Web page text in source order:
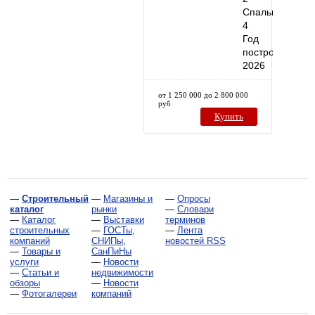
Спальни:
4
Год
постройки:
2026
от 1 250 000 до 2 800 000
руб
Купить
— Строительный
каталог
— Каталог
строительных
компаний
— Товары и
услуги
— Статьи и
обзоры
— Фотогалереи
— Магазины и
рынки
— Выставки
— ГОСТы,
СНИПы,
СанПиНы
— Новости
недвижимости
— Новости
компаний
— Опросы
— Словари
терминов
— Лента
новостей RSS